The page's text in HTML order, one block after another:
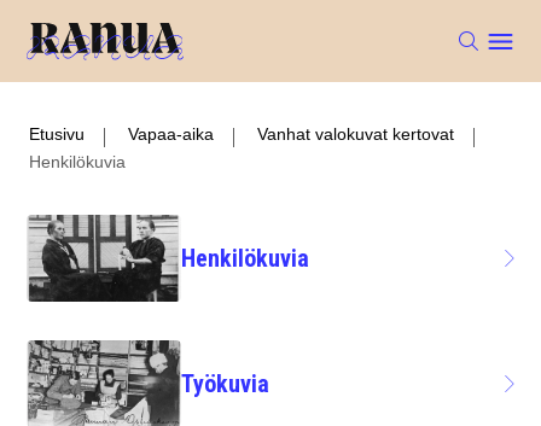
Etusivu Vapaa-aika
Vanhat valokuvat kertovat
Henkilökuvia
Henkilökuvia
Työkuvia